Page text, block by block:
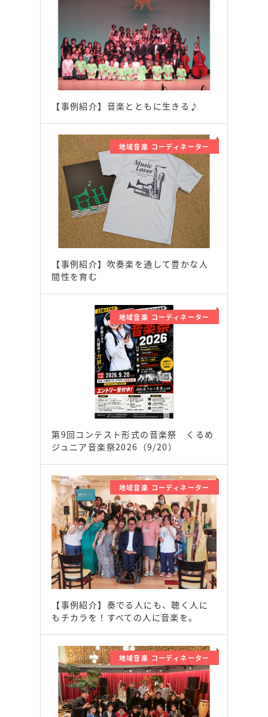
【事例紹介】音楽とともに生きる♪
地域音楽 コーディネーター
【事例紹介】吹奏楽を通して豊かな人
間性を育む
地域音楽 コーディネーター
第9回コンテスト形式の音楽祭 くるめ
ジュニア音楽祭2026（9/20）
地域音楽 コーディネーター
【事例紹介】奏でる人にも、聴く人に
もチカラを！すべての人に音楽を。
地域音楽 コーディネーター